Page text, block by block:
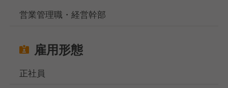
営業管理職・経営幹部
雇用形態
正社員